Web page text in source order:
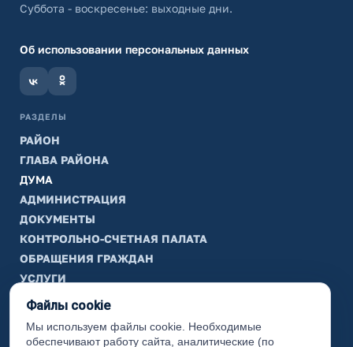
Суббота - воскресенье: выходные дни.
Об использовании персональных данных
РАЗДЕЛЫ
РАЙОН
ГЛАВА РАЙОНА
ДУМА
АДМИНИСТРАЦИЯ
ДОКУМЕНТЫ
КОНТРОЛЬНО-СЧЕТНАЯ ПАЛАТА
ОБРАЩЕНИЯ ГРАЖДАН
УСЛУГИ
ТИК
ИНФОРМАЦИЯ
Файлы cookie
Мы используем файлы cookie. Необходимые
обеспечивают работу сайта, аналитические (по